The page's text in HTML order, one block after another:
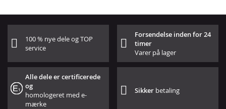
100 % nye dele og TOP
service
Forsendelse inden for 24
timer
Varer på lager
Alle dele er certificerede
og
homologeret med e-
mærke
Sikker betaling